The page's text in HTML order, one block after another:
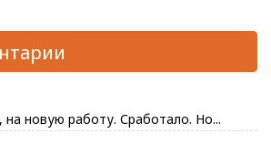
на новую работу. Сработало. Но...